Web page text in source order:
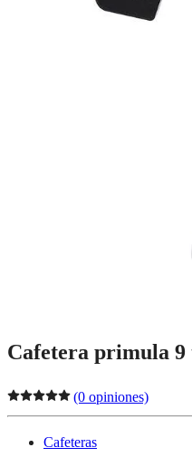
Cafetera primula 9
(0 opiniones)
Cafeteras